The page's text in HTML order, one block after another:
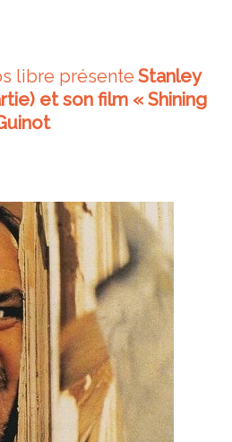
libre présente Stanley
et son film « Shining